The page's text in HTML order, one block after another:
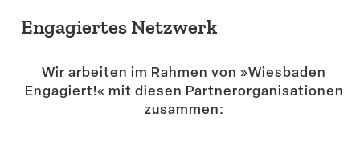
Engagiertes Netzwerk
Wir arbeiten im Rahmen von »Wiesbaden
Engagiert!« mit diesen Partner­or­ga­ni­sa­tionen
zusammen: